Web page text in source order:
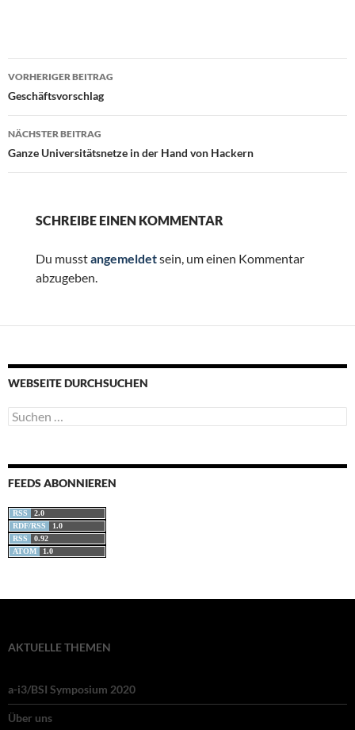
Beitragsnavigation
VORHERIGER BEITRAG
Geschäftsvorschlag
NÄCHSTER BEITRAG
Ganze Universitätsnetze in der Hand von Hackern
SCHREIBE EINEN KOMMENTAR
Du musstangemeldetsein, um einen Kommentar
abzugeben.
WEBSEITE DURCHSUCHEN
Suchen
nach:
FEEDS ABONNIEREN
RSS
2.0
RDF/RSS
1.0
RSS
0.92
ATOM
1.0
AKTUELLE THEMEN
a-i3/BSI Symposium 2020
Über uns